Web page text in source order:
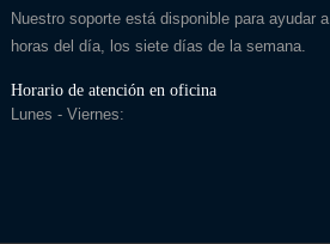
Nuestro soporte está disponible para ayudar a
horas del día, los siete días de la semana.
Horario de atención en oficina
Lunes - Viernes: